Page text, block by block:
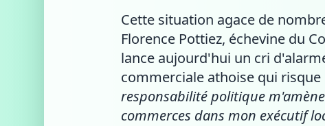
Cette situation agace de
Florence Pottiez, échevine du
lance aujourd'hui un cri
commerciale athoise qui
responsabilité politique
commerces dans mon exécutif